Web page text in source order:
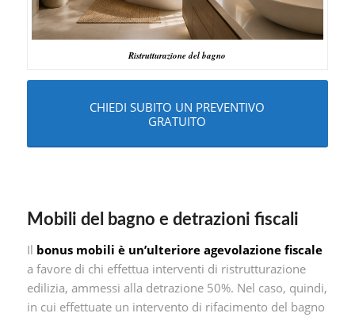
Ristrutturazione del bagno
CHIEDI SUBITO UN PREVENTIVO
GRATUITO
Mobili del bagno e detrazioni fiscali
Il bonus mobili è un’ulteriore agevolazione fiscale
a favore di chi effettua interventi di ristrutturazione
edilizia, ammessi alla detrazione 50%. Nel caso, quindi,
in cui effettuate un intervento di rifacimento del bagno